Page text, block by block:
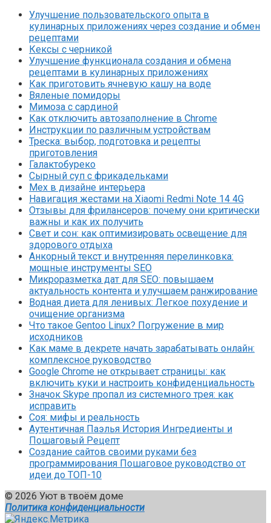
Улучшение пользовательского опыта в
кулинарных приложениях через создание и обмен
рецептами
Кексы с черникой
Улучшение функционала создания и обмена
рецептами в кулинарных приложениях
Как приготовить ячневую кашу на воде
Вяленые помидоры
Мимоза с сардиной
Как отключить автозаполнение в Chrome
Инструкции по различным устройствам
Треска: выбор, подготовка и рецепты
приготовления
Галактобуреко
Сырный суп с фрикадельками
Мех в дизайне интерьера
Навигация жестами на Xiaomi Redmi Note 14 4G
Отзывы для фрилансеров: почему они критически
важны и как их получить
Свет и сон: как оптимизировать освещение для
здорового отдыха
Анкорный текст и внутренняя перелинковка:
мощные инструменты SEO
Микроразметка дат для SEO: повышаем
актуальность контента и улучшаем ранжирование
Водная диета для ленивых: Легкое похудение и
очищение организма
Что такое Gentoo Linux? Погружение в мир
исходников
Как маме в декрете начать зарабатывать онлайн:
комплексное руководство
Google Chrome не открывает страницы: как
включить куки и настроить конфиденциальность
Значок Skype пропал из системного трея: как
исправить
Соя: мифы и реальность
Аутентичная Паэлья История Ингредиенты и
Пошаговый Рецепт
Создание сайтов своими руками без
программирования Пошаговое руководство от
идеи до ТОП-10
© 2026 Уют в твоём доме
Политика конфиденциальности